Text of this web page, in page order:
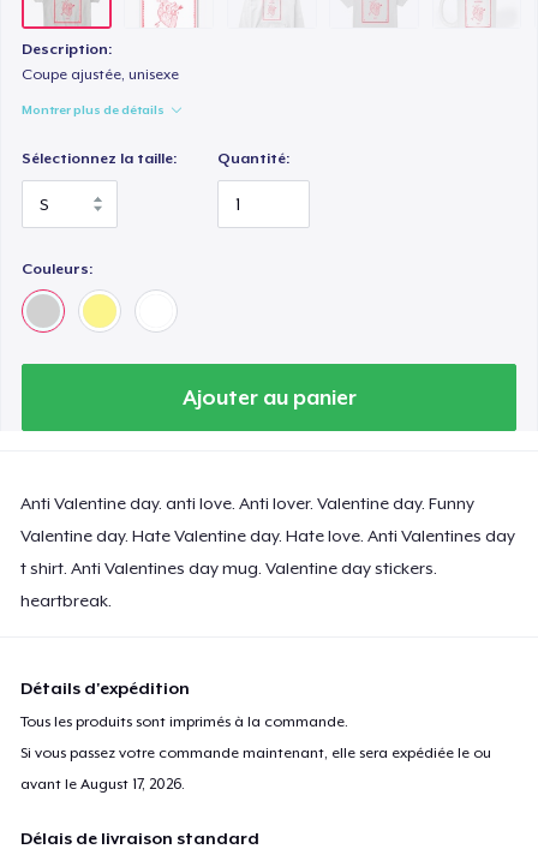
Description:
Coupe ajustée, unisexe
Montrer plus de détails
Sélectionnez la taille: Quantité:
Couleurs:
Ajouter au panier
Anti Valentine day. anti love. Anti lover. Valentine day. Funny
Valentine day. Hate Valentine day. Hate love. Anti Valentines day
t shirt. Anti Valentines day mug. Valentine day stickers.
heartbreak.
Détails d'expédition
Tous les produits sont imprimés à la commande.
Si vous passez votre commande maintenant, elle sera expédiée le ou
avant leAugust 17, 2026.
Délais de livraison standard